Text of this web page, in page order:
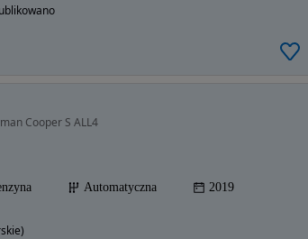
Cooper S ALL4
Automatyczna 2019